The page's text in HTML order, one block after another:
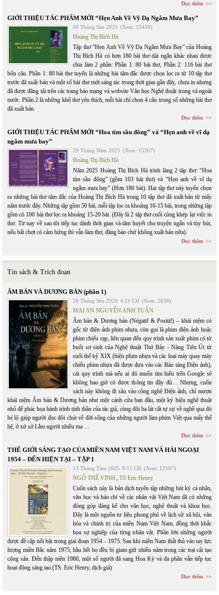
Đọc thêm
GIỚI THIỆU TÁC PHẨM MỚI “Hẹn Anh Về Vỹ Dạ Ngắm Mưa Bay”
06 Tháng Sáu 2025 (Xem: 13459)
Hoàng Thị Bích Hà
Tập thơ “Hẹn Anh Về Vỹ Dạ Ngắm Mưa Bay” của Hoàng
Thị Bích Hà có hơn 180 bài thơ dài ngắn khác nhau được
chia làm 2 phần: Phần 1: 80 bài thơ, Phần 2: 116 bài thơ
bốn câu. Phần 1: 80 bài thơ tuyển là những bài tâm đắc được chọn lọc ra từ 10 tập thơ
trước đã xuất bản và một số bài thơ mới sáng tác trong thời gian gần đây, chưa in nhưng
đã được đăng tải trên các trang báo mạng và website Văn học Nghệ thuật trong và ngoài
nước. Phần 2 là những khổ thơ yêu thích, mỗi bài chỉ chon 4 câu trong số những bài thơ
đã xuất bản.
Đọc thêm
GIỚI THIỆU TÁC PHẨM MỚI “Hoa tím sầu đông” và “Hẹn anh về vĩ dạ
ngắm mưa bay”
29 Tháng Năm 2025 (Xem: 15267)
Hoàng Thị Bích Hà
Năm 2025 Hoàng Thị Bích Hà trình làng 2 tập thơ: “Hoa
tím sầu đông” (gồm 103 bài thơ) và “Hẹn anh về vĩ dạ
ngắm mưa bay” (Hơn 180 bài). Hai tập thơ này tuyển chọn
ra những bài thơ tâm đắc của Hoàng Thị Bích Hà trong 10 tập thơ đã xuất bản từ mấy
năm trước đây. Những tập gồm 50 bài, mỗi tập lọc ra khoảng 10-15 bài, trong những tập
gồm có 100 bài thơ lọc ra khoảng 15-20 bài. (Đây là 2 tập thơ cuối cùng khép lại việc in
thơ. Từ nay về sau tôi tiếp tục dành thời gian và tâm huyết cho truyện ngắn và tùy bút,
nếu bất chợt có cảm hứng thì vẫn làm thơ, đăng báo chứ không xuất bản nữa).
Đọc thêm
Tin sách & Trích đoạn
ÂM BẢN VÀ DƯƠNG BẢN (phần 1)
26 Tháng Sáu 2026 4:21 CH (Xem: 2638)
MAI AN NGUYỄN ANH TUẤN
Âm bản & Dương bản (Négatif & Positif) – khái niệm có
gốc từ điện ảnh phim nhựa, còn gọi là phim điện ảnh hoặc
phim chiếu rạp, liên quan đến quy trình sản xuất phim có từ
buổi sơ sinh của Nghệ thuật Thứ Bảy - Nàng Tiên Út từ
cuối thế kỷ XIX (hiện phim nhựa và các loại máy quay máy
chiếu phim nhựa đã được đưa vào các Bảo tàng Điện ảnh),
cái quy trình mà nếu ai đó muốn tìm hiểu trên Google sẽ
không bao giờ có được thông tin đầy đủ… Nhưng, cuốn
sách này không đi sâu vào công nghệ Điện ảnh, chỉ mượn
khái niệm Âm bản & Dương bản như một cánh cửa ban đầu, một ký hiệu nghệ thuật
nhỏ để phác họa hành trình tinh thần của tác giả, cùng đôi ba lát cắt tự sự về nghề qua đó
hé lộ giúp người đọc đôi chút về đời sống của những người làm phim Việt qua mấy thế
hệ, ở xứ sở Lắm người nhiều ma …
Đọc thêm
THẾ GIỚI SÁNG TẠO CỦA MIỀN NAM VIỆT NAM VÀ HẢI NGOẠI
1954 – ĐẾN HIỆN TẠI – TẬP 1
13 Tháng Tám 2025 9:11 CH (Xem: 12107)
NGÔ THẾ VINH, TS Eric Henry
Cuốn sách này là bản dịch tuyển tập những bút ký cá nhân,
văn học và báo chí về các nhân vật Việt Nam đã có những
đóng góp đáng kể cho văn học, nghệ thuật và khoa học.
Đây là một nguồn tư liệu phong phú về lịch sử xã hội, văn
hóa và chính trị của miền Nam Việt Nam, đồng thời khắc
họa sự nghiệp của từng nhân vật. Phần lớn những người
được đề cập nổi bật trong giai đoạn 1954 – 1975. Sau khi miền Nam thất thủ vào tay lực
lượng miền Bắc năm 1975, hầu hết họ đều bị giam giữ nhiều năm trong các trại cải tạo
cộng sản. Đến thập niên 1980, một số người đã sang Hoa Kỳ và đa phần vẫn tiếp tục
hoạt động sáng tạo.(TS. Eric Henry, dịch giả)
Đọc thêm